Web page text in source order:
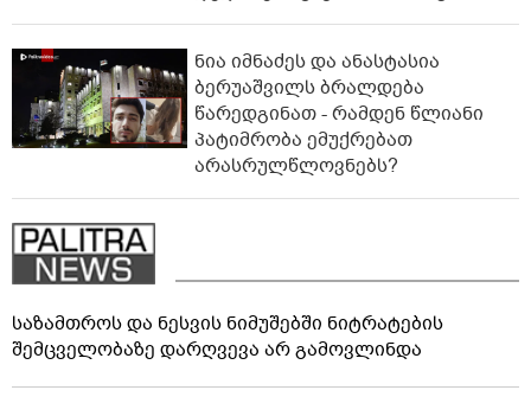
ნია იმნაძეს და ანასტასია
ბერუაშვილს ბრალდება
წარედგინათ - რამდენ წლიანი
პატიმრობა ემუქრებათ
არასრულწლოვნებს?
საზამთროს და ნესვის ნიმუშებში ნიტრატების
შემცველობაზე დარღვევა არ გამოვლინდა